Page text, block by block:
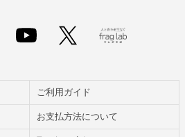
ご利用ガイド
お支払方法について